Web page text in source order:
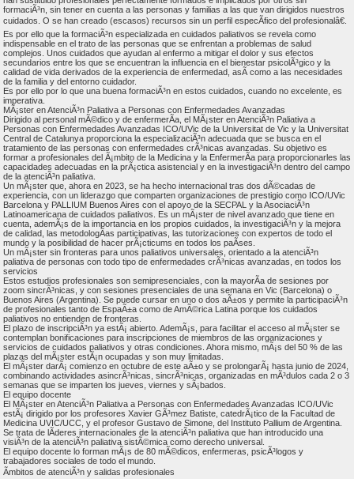
formaciÃ³n, sin tener en cuenta a las personas y familias a las que van dirigidos nuestros
cuidados. O se han creado (escasos) recursos sin un perfil especÃ­fico del profesionalâ€.
Es por ello que la formaciÃ³n especializada en cuidados paliativos se revela como
indispensable en el trato de las personas que se enfrentan a problemas de salud
complejos. Unos cuidados que ayudan al enfermo a mitigar el dolor y sus efectos
secundarios entre los que se encuentran la influencia en el bienestar psicolÃ³gico y la
calidad de vida derivados de la experiencia de enfermedad, asÃ­ como a las necesidades
de la familia y del entorno cuidador.
Es por ello por lo que una buena formaciÃ³n en estos cuidados, cuando no excelente, es
imperativa.
MÃ¡ster en AtenciÃ³n Paliativa a Personas con Enfermedades Avanzadas
Dirigido al personal mÃ©dico y de enfermerÃ­a, el MÃ¡ster en AtenciÃ³n Paliativa a
Personas con Enfermedades Avanzadas ICO/UVic de la Universitat de Vic y la Universitat
Central de Catalunya proporciona la especializaciÃ³n adecuada que se busca en el
tratamiento de las personas con enfermedades crÃ³nicas avanzadas. Su objetivo es
formar a profesionales del Ã¡mbito de la Medicina y la EnfermerÃ­a para proporcionarles las
capacidades adecuadas en la prÃ¡ctica asistencial y en la investigaciÃ³n dentro del campo
de la atenciÃ³n paliativa.
Un mÃ¡ster que, ahora en 2023, se ha hecho internacional tras dos dÃ©cadas de
experiencia, con un liderazgo que comparten organizaciones de prestigio como ICO/UVic
Barcelona y PALLIUM Buenos Aires con el apoyo de la SECPAL y la AsociaciÃ³n
Latinoamericana de cuidados paliativos. Es un mÃ¡ster de nivel avanzado que tiene en
cuenta, ademÃ¡s de la importancia en los propios cuidados, la investigaciÃ³n y la mejora
de calidad, las metodologÃ­as participativas, las tutorizaciones con expertos de todo el
mundo y la posibilidad de hacer prÃ¡cticums en todos los paÃ­ses.
Un mÃ¡ster sin fronteras para unos paliativos universales, orientado a la atenciÃ³n
paliativa de personas con todo tipo de enfermedades crÃ³nicas avanzadas, en todos los
servicios
Estos estudios profesionales son semipresenciales, con la mayorÃ­a de sesiones por
zoom sincrÃ³nicas, y con sesiones presenciales de una semana en Vic (Barcelona) o
Buenos Aires (Argentina). Se puede cursar en uno o dos aÃ±os y permite la participaciÃ³n
de profesionales tanto de EspaÃ±a como de AmÃ©rica Latina porque los cuidados
paliativos no entienden de fronteras.
El plazo de inscripciÃ³n ya estÃ¡ abierto. AdemÃ¡s, para facilitar el acceso al mÃ¡ster se
contemplan bonificaciones para inscripciones de miembros de las organizaciones y
servicios de cuidados paliativos y otras condiciones. Ahora mismo, mÃ¡s del 50 % de las
plazas del mÃ¡ster estÃ¡n ocupadas y son muy limitadas.
El mÃ¡ster darÃ¡ comienzo en octubre de este aÃ±o y se prolongarÃ¡ hasta junio de 2024,
combinando actividades asincrÃ³nicas, sincrÃ³nicas, organizadas en mÃ³dulos cada 2 o 3
semanas que se imparten los jueves, viernes y sÃ¡bados.
El equipo docente
El MÃ¡ster en AtenciÃ³n Paliativa a Personas con Enfermedades Avanzadas ICO/UVic
estÃ¡ dirigido por los profesores Xavier GÃ³mez Batiste, catedrÃ¡tico de la Facultad de
Medicina UVIC/UCC, y el profesor Gustavo de Simone, del Instituto Pallium de Argentina.
Se trata de lÃ­deres internacionales de la atenciÃ³n paliativa que han introducido una
visiÃ³n de la atenciÃ³n paliativa sistÃ©mica como derecho universal.
El equipo docente lo forman mÃ¡s de 80 mÃ©dicos, enfermeras, psicÃ³logos y
trabajadores sociales de todo el mundo.
Ãmbitos de atenciÃ³n y salidas profesionales